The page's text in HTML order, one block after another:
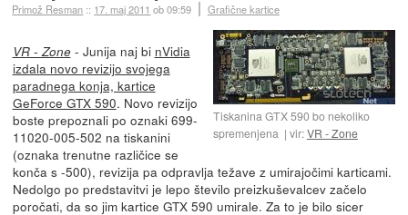
Primož Resman :: 17. maj 2011 ob 09:59 Grafične kartice
Tiskanina GTX 590 bo nekoliko
spremenjena
vir:VR - Zone
VR - Zone- Junija naj bi nVidia
izdala novo revizijo svojega
paradnega konja, kartice
GeForce GTX 590. Novo revizijo
boste prepoznali po oznaki 699-
11020-005-502 na tiskanini
(oznaka trenutne različice se
konča s -500), revizija pa odpravlja težave z umirajočimi karticami.
Nedolgo po predstavitvi je lepo število preizkuševalcev začelo
poročati, da so jim kartice GTX 590 umirale. Za to je bilo sicer